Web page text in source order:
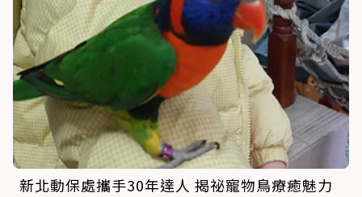
新北動保處攜手30年達人 揭祕寵物鳥療癒魅力